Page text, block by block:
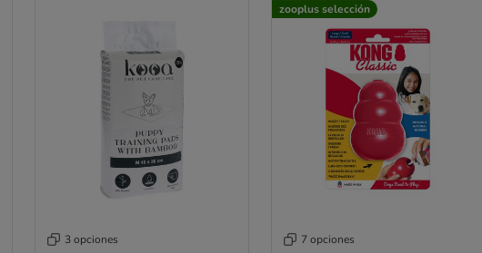
3 opciones
zooplus selección
7 opciones